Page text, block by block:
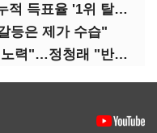
김민석, 제주·인천서 승리…누적 득표율 '1위 탈환'(종합)
등은 제가 수습"
김민석 "경선갈등 완전 제로 노력"…정청래 "반명 공세 사과부터"